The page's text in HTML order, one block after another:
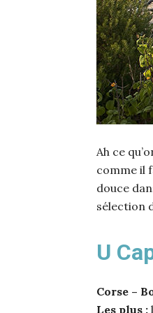
Ah ce
comme il
douce
sélection
U
Corse –
Les plus :